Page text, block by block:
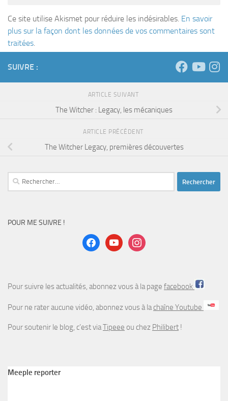
Ce site utilise Akismet pour réduire les indésirables. En savoir
plus sur la façon dont les données de vos commentaires sont
traitées.
SUIVRE :
ARTICLE SUIVANT
The Witcher : Legacy, les mécaniques
ARTICLE PRÉCÉDENT
The Witcher Legacy, premières découvertes
Rechercher :
POUR ME SUIVRE !
facebookyoutubeinstagram
Pour suivre les actualités, abonnez vous à la page facebook
Pour ne rater aucune vidéo, abonnez vous à lachaîne Youtube
Pour soutenir le blog, c’est viaTipeee ou chez Philibert !
Meeple reporter